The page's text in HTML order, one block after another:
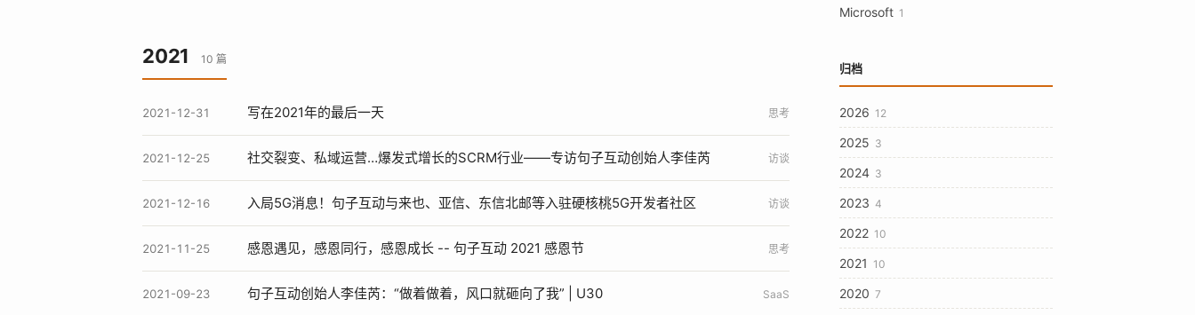
2021 10 篇
2021-12-31 写在2021年的最后一天 思考
2021-12-25 社交裂变、私域运营…爆发式增长的SCRM行业——专访句子互动创始人李佳芮 访谈
2021-12-16 入局5G消息！句子互动与来也、亚信、东信北邮等入驻硬核桃5G开发者社区 访谈
2021-11-25 感恩遇见，感恩同行，感恩成长 -- 句子互动 2021 感恩节 思考
2021-09-23 句子互动创始人李佳芮：“做着做着，风口就砸向了我” | U30 SaaS
Microsoft 1
归档
2026 12
2025 3
2024 3
2023 4
2022 10
2021 10
2020 7